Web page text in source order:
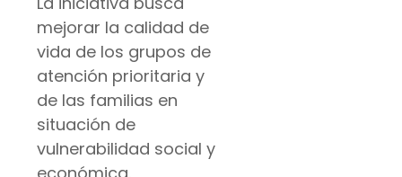
mejorar la calidad de
vida de los grupos de
atención prioritaria y
de las familias en
situación de
vulnerabilidad social y